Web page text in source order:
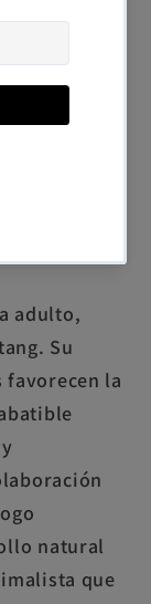
de talla por
no lo
adulto,
Su
la
natural
que